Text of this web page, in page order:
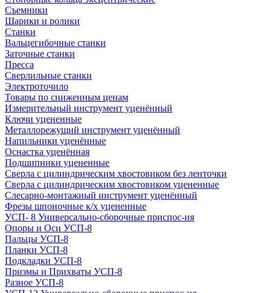
Съемники
Шарики и ролики
Станки
Вальцегибочные станки
Заточные станки
Пресса
Сверлильные станки
Электроточило
Товары по сниженным ценам
Измерительный инструмент уценённый
Ключи уцененные
Металлорежущий инструмент уценённый
Напильники уценённые
Оснастка уценённая
Подшипники уцененные
Сверла с цилиндрическим хвостовиком без ленточки
Сверла с цилиндрическим хвостовиком уцененные
Слесарно-монтажный инструмент уценённый
Фрезы шпоночные к/х уцененные
УСП- 8 Универсально-сборочные приспос-ия
Опоры и Оси УСП-8
Пальцы УСП-8
Планки УСП-8
Подкладки УСП-8
Призмы и Прихваты УСП-8
Разное УСП-8